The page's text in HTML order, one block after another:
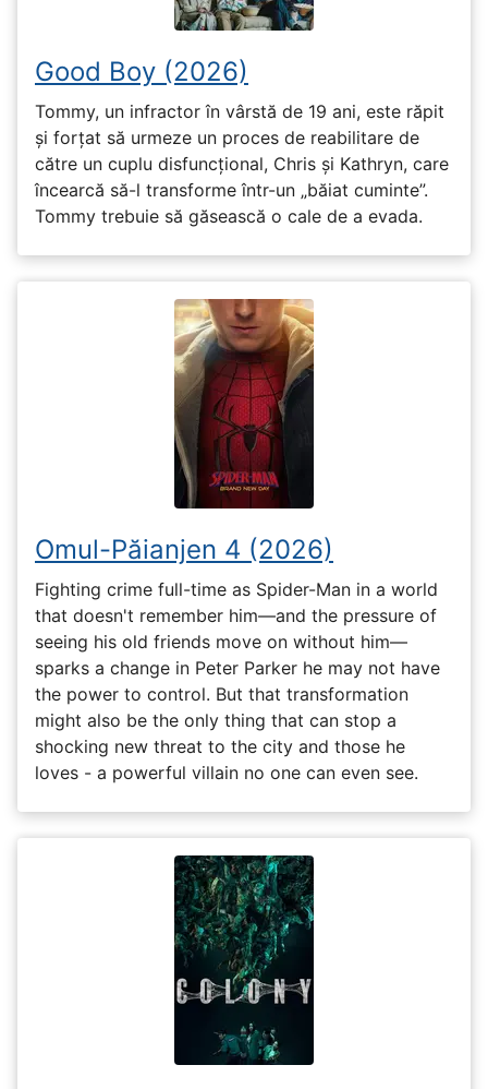
Good Boy (2026)
Tommy, un infractor în vârstă de 19 ani, este răpit
și forțat să urmeze un proces de reabilitare de
către un cuplu disfuncțional, Chris și Kathryn, care
încearcă să-l transforme într-un „băiat cuminte”.
Tommy trebuie să găsească o cale de a evada.
Omul-Păianjen 4 (2026)
Fighting crime full-time as Spider-Man in a world
that doesn't remember him—and the pressure of
seeing his old friends move on without him—
sparks a change in Peter Parker he may not have
the power to control. But that transformation
might also be the only thing that can stop a
shocking new threat to the city and those he
loves - a powerful villain no one can even see.